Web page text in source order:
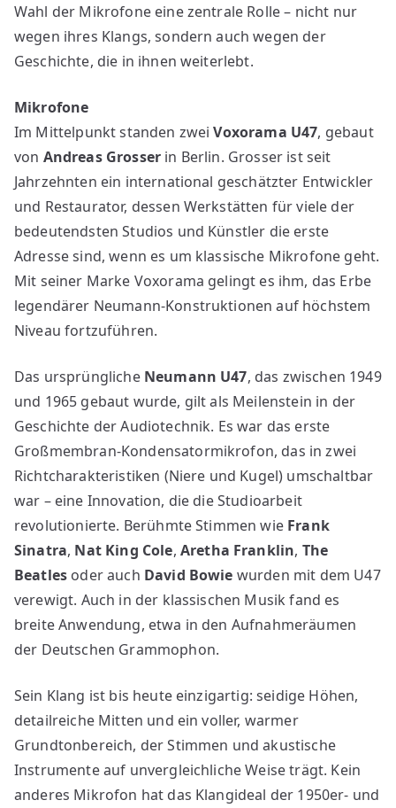
Wahl der Mikrofone eine zentrale Rolle – nicht nur
wegen ihres Klangs, sondern auch wegen der
Geschichte, die in ihnen weiterlebt.
Mikrofone
Im Mittelpunkt standen zweiVoxorama U47, gebaut
von Andreas Grosser in Berlin. Grosser ist seit
Jahrzehnten ein international geschätzter Entwickler
und Restaurator, dessen Werkstätten für viele der
bedeutendsten Studios und Künstler die erste
Adresse sind, wenn es um klassische Mikrofone geht.
Mit seiner Marke Voxorama gelingt es ihm, das Erbe
legendärer Neumann-Konstruktionen auf höchstem
Niveau fortzuführen.
Das ursprüngliche Neumann U47, das zwischen 1949
und 1965 gebaut wurde, gilt als Meilenstein in der
Geschichte der Audiotechnik. Es war das erste
Großmembran-Kondensatormikrofon, das in zwei
Richtcharakteristiken (Niere und Kugel) umschaltbar
war – eine Innovation, die die Studioarbeit
revolutionierte. Berühmte Stimmen wie Frank
Sinatra, Nat King Cole, Aretha Franklin, The
Beatles oder auch David Bowie wurden mit dem U47
verewigt. Auch in der klassischen Musik fand es
breite Anwendung, etwa in den Aufnahmeräumen
der Deutschen Grammophon.
Sein Klang ist bis heute einzigartig: seidige Höhen,
detailreiche Mitten und ein voller, warmer
Grundtonbereich, der Stimmen und akustische
Instrumente auf unvergleichliche Weise trägt. Kein
anderes Mikrofon hat das Klangideal der 1950er- und